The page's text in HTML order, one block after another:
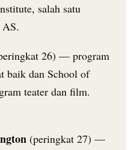
salah satu
26) — program
baik dan School of
teater dan film.
(peringkat 27) —